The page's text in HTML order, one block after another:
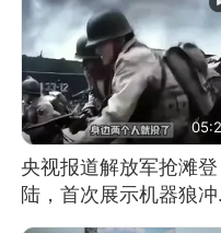
央视报道解放军抢滩登
陆，首次展示机器狼冲